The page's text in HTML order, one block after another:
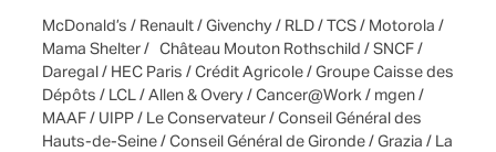
McDonald’s / Renault / Givenchy / RLD / TCS / Motorola /
Mama Shelter / Château Mouton Rothschild / SNCF /
Daregal / HEC Paris / Crédit Agricole / Groupe Caisse des
Dépôts / LCL / Allen & Overy / Cancer@Work / mgen /
MAAF / UIPP / Le Conservateur / Conseil Général des
Hauts-de-Seine / Conseil Général de Gironde / Grazia / La